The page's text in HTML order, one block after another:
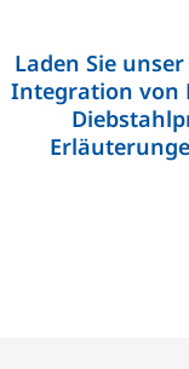
Laden Sie
Integration von